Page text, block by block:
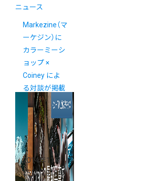
ニュース
Markezine（マ
ーケジン）に
カラーミーシ
ョップ ×
Coiney によ
る対談が掲載
されました。
2014年11月
25日（2018年